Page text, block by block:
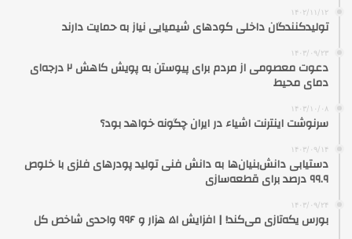
۱۴۰۲/۱۱/۱۲
تولیدکنندگان داخلی کودهای شیمیایی نیاز به حمایت دارند
۱۴۰۳/۰۹/۲۳
دعوت معصومی از مردم برای پیوستن به پویش کاهش ۲ درجه‌ای
دمای محیط
۱۴۰۳/۱۰/۰۸
سرنوشت اینترنت اشیاء در ایران چگونه خواهد بود؟
۱۴۰۳/۰۹/۱۴
دستیابی دانش‌بنیان‌ها به دانش فنی تولید پودرهای فلزی با خلوص
۹۹.۹ درصد برای قطعه‌سازی
۱۴۰۳/۰۹/۲۴
بورس یکه‌تازی می‌کند! | افزایش ۵۱ هزار و ۹۹۶ واحدی شاخص کل